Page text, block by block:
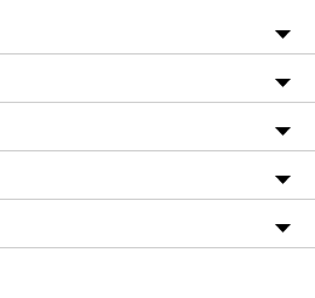
dlf.de
App